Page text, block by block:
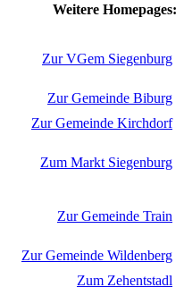
Weitere Homepages:
Zur VGem Siegenburg
Zur Gemeinde Biburg
Zur Gemeinde Kirchdorf
Zum Markt Siegenburg
Zur Gemeinde Train
Zur Gemeinde Wildenberg
Zum Zehentstadl